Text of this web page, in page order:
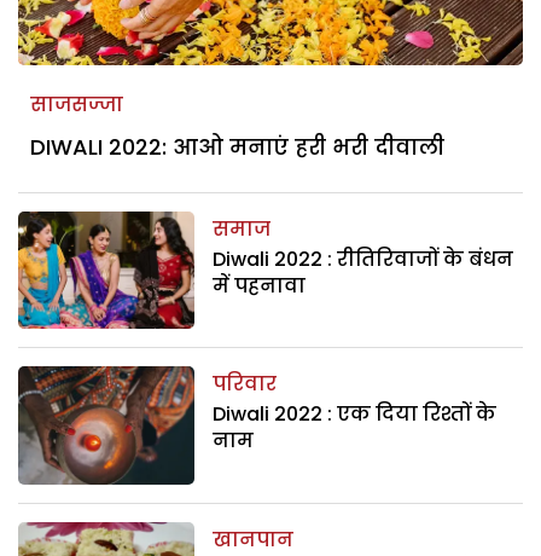
साजसज्जा
DIWALI 2022: आओ मनाएं हरी भरी दीवाली
समाज
Diwali 2022 : रीतिरिवाजों के बंधन
में पहनावा
परिवार
Diwali 2022 : एक दिया रिश्तों के
नाम
खानपान